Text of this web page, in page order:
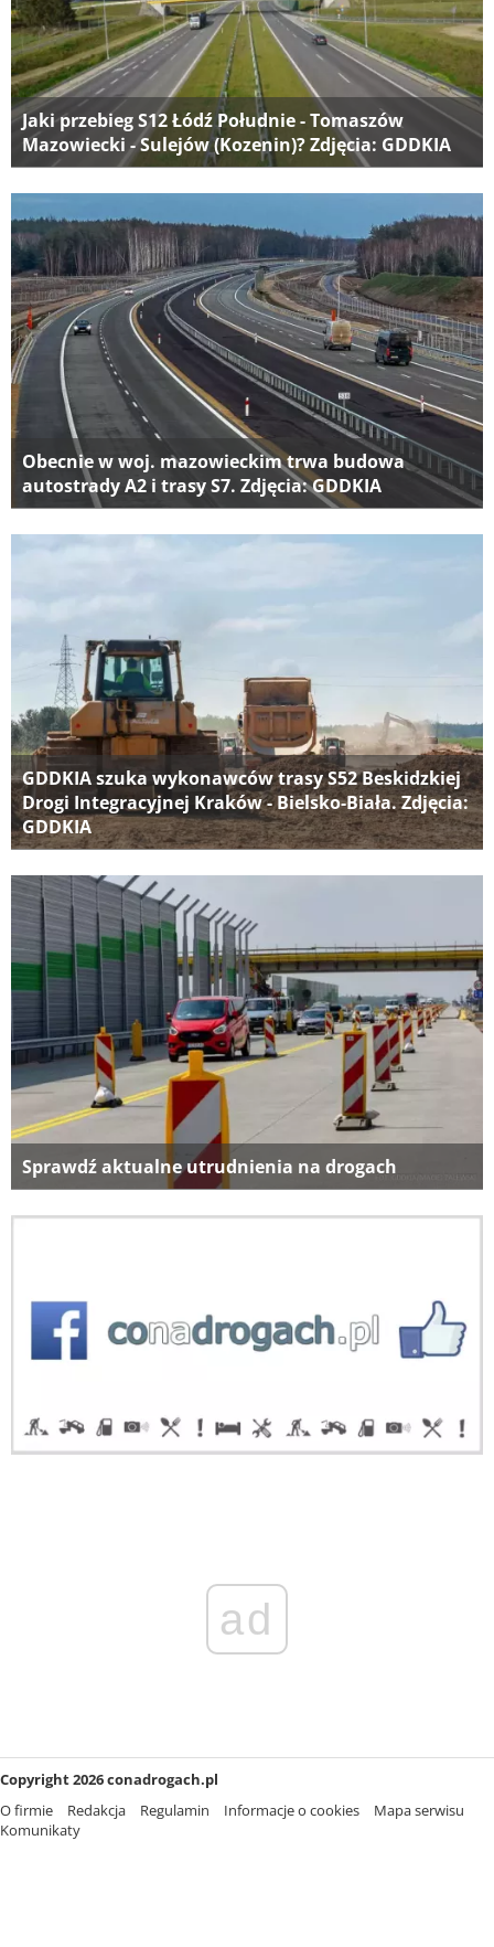
Jaki przebieg S12 Łódź Południe - Tomaszów
Mazowiecki - Sulejów (Kozenin)? Zdjęcia: GDDKIA
Obecnie w woj. mazowieckim trwa budowa
autostrady A2 i trasy S7. Zdjęcia: GDDKIA
GDDKIA szuka wykonawców trasy S52 Beskidzkiej
Drogi Integracyjnej Kraków - Bielsko-Biała. Zdjęcia:
GDDKIA
Sprawdź aktualne utrudnienia na drogach
ad
Copyright 2026 conadrogach.pl
O firmie
Redakcja Regulamin Informacje o cookies
Mapa serwisu
Komunikaty